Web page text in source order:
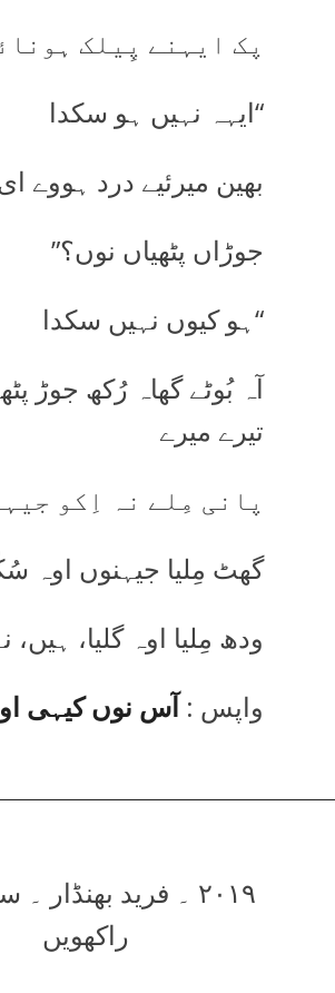
پک ایہنے پِیلک
“ایہہ نہیں ہو سکدا
بھین میرئیے درد ہووے
جوڑاں پٹھیاں نوں؟”
“ہو کیوں نہیں سکدا
آہ بُوٹے گھاہ رُکھ جوڑ
تیرے میرے
پانی مِلے نہ اِکو
گھٹ مِلیا جیہنوں اوہ
ودھ مِلیا اوہ گلیا، ہیں،
واپس :آس نوں کیہی
۲۰۱۹ ۔ فرید بھنڈار
راکھویں